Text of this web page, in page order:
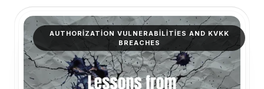
AUTHORIZATION VULNERABILITIES AND KVKK
BREACHES